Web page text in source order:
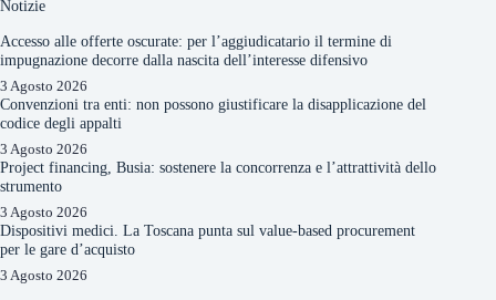
Notizie
Accesso alle offerte oscurate: per l’aggiudicatario il termine di
impugnazione decorre dalla nascita dell’interesse difensivo
3 Agosto 2026
Convenzioni tra enti: non possono giustificare la disapplicazione del
codice degli appalti
3 Agosto 2026
Project financing, Busia: sostenere la concorrenza e l’attrattività dello
strumento
3 Agosto 2026
Dispositivi medici. La Toscana punta sul value-based procurement
per le gare d’acquisto
3 Agosto 2026